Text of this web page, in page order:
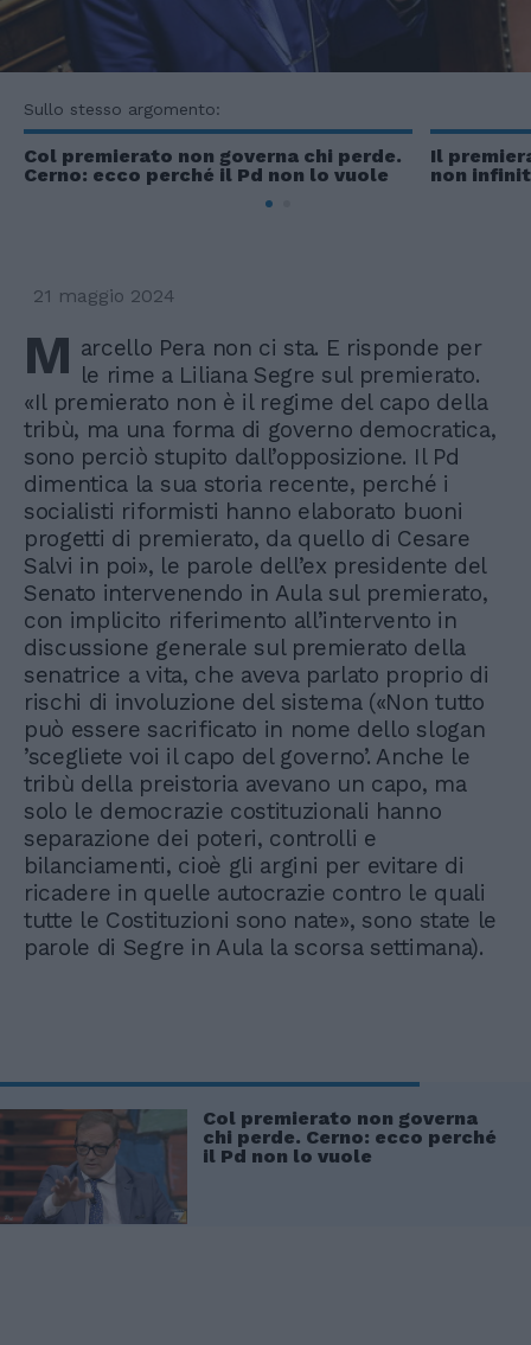
Sullo stesso argomento:
Col premierato non governa chi perde.
Cerno: ecco perché il Pd non lo vuole
Il
non
21 maggio 2024
M arcello Pera non ci sta. E risponde per
le rime a Liliana Segre sul premierato.
«Il premierato non è il regime del capo della
tribù, ma una forma di governo democratica,
sono perciò stupito dall’opposizione. Il Pd
dimentica la sua storia recente, perché i
socialisti riformisti hanno elaborato buoni
progetti di premierato, da quello di Cesare
Salvi in poi», le parole dell’ex presidente del
Senato intervenendo in Aula sul premierato,
con implicito riferimento all’intervento in
discussione generale sul premierato della
senatrice a vita, che aveva parlato proprio di
rischi di involuzione del sistema («Non tutto
può essere sacrificato in nome dello slogan
’scegliete voi il capo del governo’. Anche le
tribù della preistoria avevano un capo, ma
solo le democrazie costituzionali hanno
separazione dei poteri, controlli e
bilanciamenti, cioè gli argini per evitare di
ricadere in quelle autocrazie contro le quali
tutte le Costituzioni sono nate», sono state le
parole di Segre in Aula la scorsa settimana).
Col premierato non governa
chi perde. Cerno: ecco perché
il Pd non lo vuole